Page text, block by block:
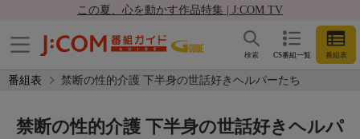
この夏、心を動かす作品特集 | J:COM TV
CS番組一覧 番組表
検索
番組表 禁断の性的介護 下半身の世話好きヘルパーたち
禁断の性的介護 下半身の世話好きヘルパ